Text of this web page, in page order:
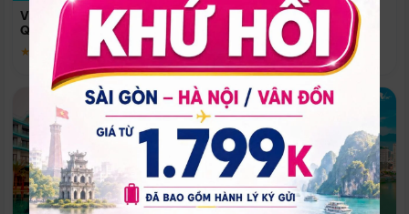
Vinpearl Resort & Spa Phu
Quoc
★ 5.0
Quoc
Phú Quốc
★ 5.0